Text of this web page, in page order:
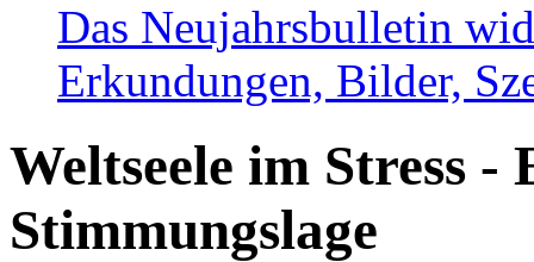
Das Neujahrsbulletin
Erkundungen, Bilder,
Weltseele im Stress -
Stimmungslage